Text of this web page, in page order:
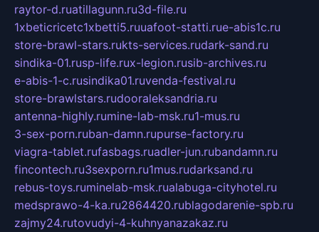
raytor-d.ruatillagunn.ru3d-file.ru
1xbeticricetc1xbetti5.ruuafoot-statti.rue-abis1c.ru
store-brawl-stars.rukts-services.rudark-sand.ru
sindika-01.rusp-life.rux-legion.rusib-archives.ru
e-abis-1-c.rusindika01.ruvenda-festival.ru
store-brawlstars.rudooraleksandria.ru
antenna-highly.rumine-lab-msk.ru1-mus.ru
3-sex-porn.ruban-damn.rupurse-factory.ru
viagra-tablet.rufasbags.ruadler-jun.rubandamn.ru
fincontech.ru3sexporn.ru1mus.rudarksand.ru
rebus-toys.ruminelab-msk.rualabuga-cityhotel.ru
medsprawo-4-ka.ru2864420.rublagodarenie-spb.ru
zajmy24.rutovudyi-4-kuhnyanazakaz.ru